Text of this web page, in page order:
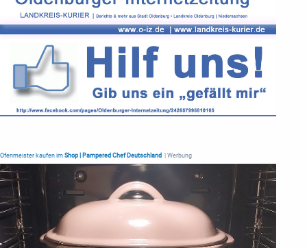
Ofenmeister kaufen im Shop | Pampered Chef Deutschland | Werbung